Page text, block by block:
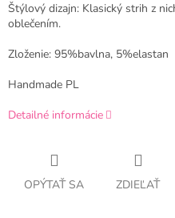
Štýlový dizajn: Klasický strih z
oblečením.
Zloženie: 95%bavlna, 5%elastan
Handmade PL
Detailné informácie
OPÝTAŤ SA ZDIEĽAŤ